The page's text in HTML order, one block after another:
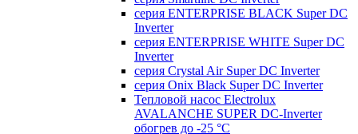
серия ENTERPRISE BLACK Super DC
Inverter
серия ENTERPRISE WHITE Super DC
Inverter
серия Crystal Air Super DC Inverter
серия Onix Black Super DC Inverter
Тепловой насос Electrolux
AVALANCHE SUPER DC-Inverter
обогрев до -25 °С